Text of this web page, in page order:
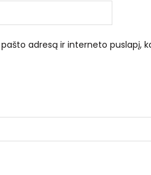
adresą ir interneto puslapį,